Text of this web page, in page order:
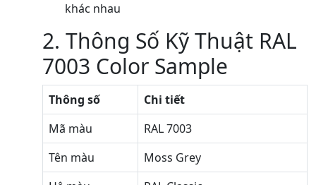
khác nhau
2. Thông Số Kỹ Thuật RAL
7003 Color Sample
Thông số
Chi tiết
Mã màu
RAL 7003
Tên màu
Moss Grey